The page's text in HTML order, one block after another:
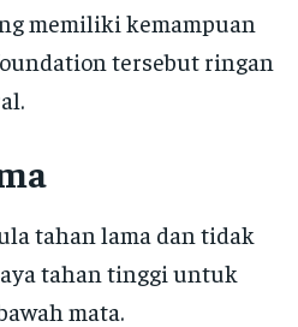
memiliki kemampuan
tersebut ringan
tahan lama dan tidak
tahan tinggi untuk
mata.